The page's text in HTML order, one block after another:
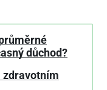
důchod?
zdravotním